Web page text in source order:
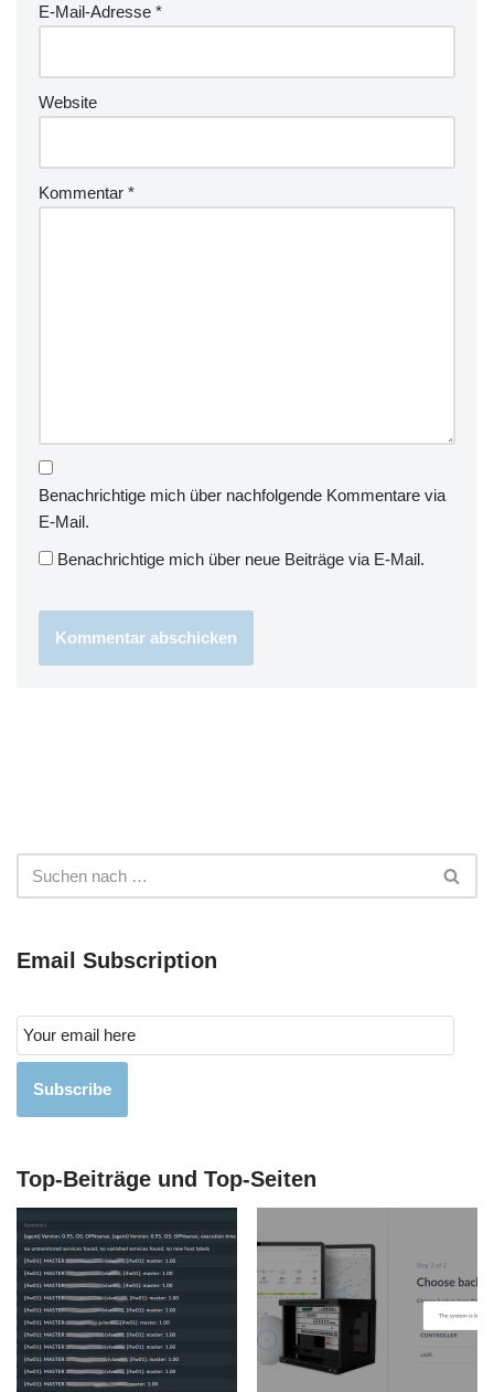
E-Mail-Adresse *
Website
Kommentar *
Benachrichtige mich über nachfolgende Kommentare via
E-Mail.
Benachrichtige mich über neue Beiträge via E-Mail.
Email Subscription
Subscribe
Top-Beiträge und Top-Seiten